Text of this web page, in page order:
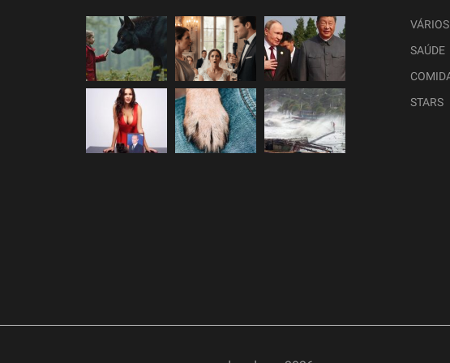
VÁRIOS
SAÚDE
STARS